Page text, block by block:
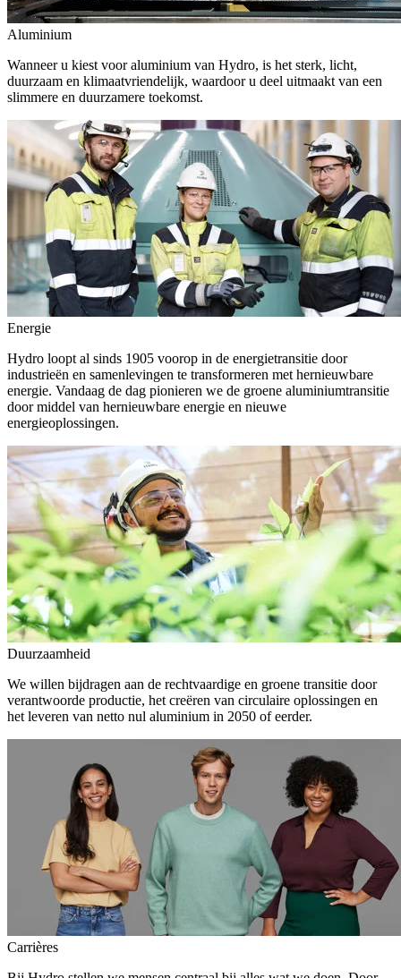
Aluminium
Wanneer u kiest voor aluminium van Hydro, is het sterk, licht,
duurzaam en klimaatvriendelijk, waardoor u deel uitmaakt van een
slimmere en duurzamere toekomst.
Energie
Hydro loopt al sinds 1905 voorop in de energietransitie door
industrieën en samenlevingen te transformeren met hernieuwbare
energie. Vandaag de dag pionieren we de groene aluminiumtransitie
door middel van hernieuwbare energie en nieuwe
energieoplossingen.
Duurzaamheid
We willen bijdragen aan de rechtvaardige en groene transitie door
verantwoorde productie, het creëren van circulaire oplossingen en
het leveren van netto nul aluminium in 2050 of eerder.
Carrières